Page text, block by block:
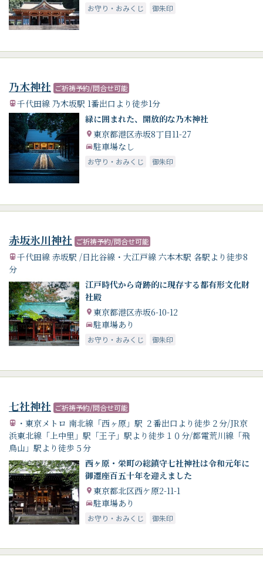
お守り・おみくじ 御朱印
乃木神社 ご祈祷予約/問合せ可能
千代田線 乃木坂駅 1番出口より徒歩1分
緑に囲まれた、開放的な乃木神社
東京都港区赤坂8丁目11-27
駐車場なし
お守り・おみくじ 御朱印
赤坂氷川神社 ご祈祷予約/問合せ可能
千代田線 赤坂駅 /日比谷線・大江戸線 六本木駅 各駅より徒歩8
分
江戸時代から奇跡的に現存する都有形文化財
社殿
東京都港区赤坂6-10-12
駐車場あり
お守り・おみくじ 御朱印
七社神社 ご祈祷予約/問合せ可能
・東京メトロ 南北線「西ヶ原」駅 ２番出口より徒歩２分/JR京
浜東北線「上中里」駅「王子」駅より徒歩１０分/都電荒川線「飛
鳥山」駅より徒歩５分
西ヶ原・栄町の総鎮守七社神社は令和元年に
御遷座百五十年を迎えました
東京都北区西ケ原2-11-1
駐車場あり
お守り・おみくじ 御朱印